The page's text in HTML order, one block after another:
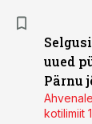
uued
Pärnu
kotilimiit